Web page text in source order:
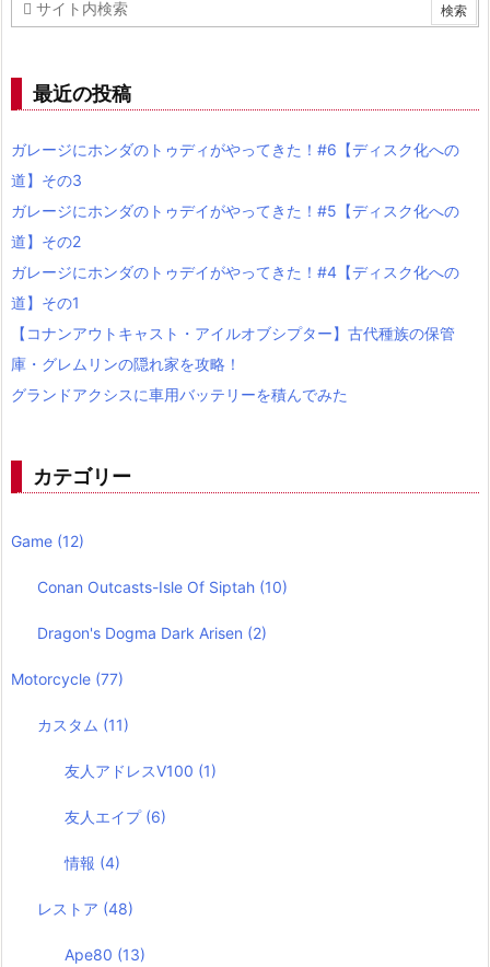
最近の投稿
ガレージにホンダのトゥディがやってきた！#6【ディスク化への
道】その3
ガレージにホンダのトゥデイがやってきた！#5【ディスク化への
道】その2
ガレージにホンダのトゥデイがやってきた！#4【ディスク化への
道】その1
【コナンアウトキャスト・アイルオブシプター】古代種族の保管
庫・グレムリンの隠れ家を攻略！
グランドアクシスに車用バッテリーを積んでみた
カテゴリー
Game (12)
Conan Outcasts-Isle Of Siptah (10)
Dragon's Dogma Dark Arisen (2)
Motorcycle (77)
カスタム (11)
友人アドレスV100 (1)
友人エイプ (6)
情報 (4)
レストア (48)
Ape80 (13)